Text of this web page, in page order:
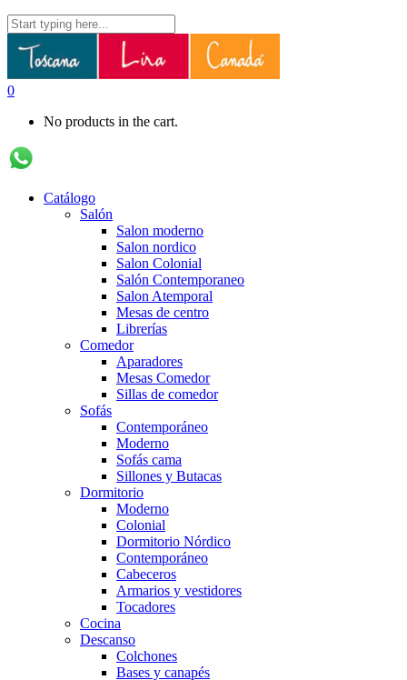
0
No products in the cart.
Catálogo
Salón
Salon moderno
Salon nordico
Salon Colonial
Salón Contemporaneo
Salon Atemporal
Mesas de centro
Librerías
Comedor
Aparadores
Mesas Comedor
Sillas de comedor
Sofás
Contemporáneo
Moderno
Sofás cama
Sillones y Butacas
Dormitorio
Moderno
Colonial
Dormitorio Nórdico
Contemporáneo
Cabeceros
Armarios y vestidores
Tocadores
Cocina
Descanso
Colchones
Bases y canapés